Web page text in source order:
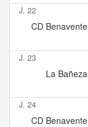
J. 22
CD Benavente
J. 23
La Bañeza
J. 24
CD Benavente